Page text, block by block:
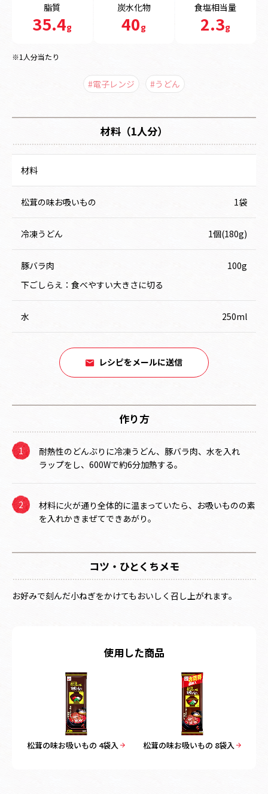
脂質
35.4g
炭水化物
40g
食塩相当量
2.3g
※1人分当たり
#電子レンジ #うどん
材料（1人分）
材料
松茸の味お吸いもの 1袋
冷凍うどん 1個(180g)
豚バラ肉
100g
下ごしらえ：食べやすい大きさに切る
水 250ml
レシピをメールに送信
作り方
耐熱性のどんぶりに冷凍うどん、豚バラ肉、水を入れ
ラップをし、600Wで約6分加熱する。
材料に火が通り全体的に温まっていたら、お吸いものの素
を入れかきまぜてできあがり。
コツ・ひとくちメモ
お好みで刻んだ小ねぎをかけてもおいしく召し上がれます。
使用した商品
松茸の味お吸いもの 4袋入 松茸の味お吸いもの 8袋入